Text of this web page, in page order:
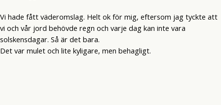
Vi hade fått väderomslag. Helt ok för mig, eftersom jag tyckte att
vi och vår jord behövde regn och varje dag kan inte vara
solskensdagar. Så är det bara.
Det var mulet och lite kyligare, men behagligt.